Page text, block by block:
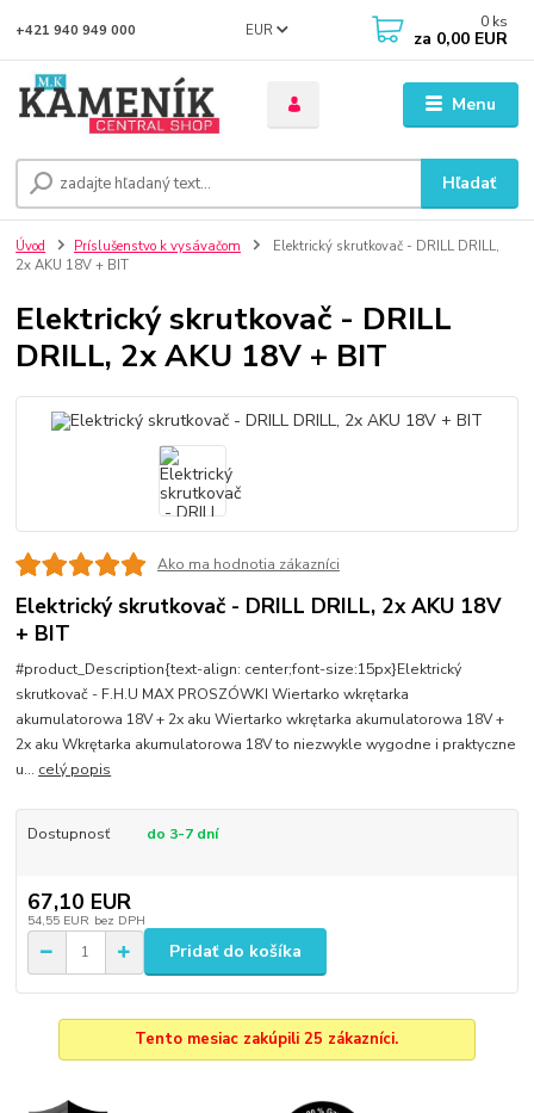
Menu
EUR
Hľadať
+421 940 949 000 0 ks
za 0,00 EUR
Úvod Príslušenstvo k vysávačom
Elektrický skrutkovač - DRILL DRILL,
2x AKU 18V + BIT
Elektrický skrutkovač - DRILL
DRILL, 2x AKU 18V + BIT
Ako ma hodnotia zákazníci
Elektrický skrutkovač - DRILL DRILL, 2x AKU 18V
+ BIT
#product_Description{text-align: center;font-size:15px}Elektrický
skrutkovač - F.H.U MAX PROSZÓWKI Wiertarko wkrętarka
akumulatorowa 18V + 2x aku Wiertarko wkrętarka akumulatorowa 18V +
2x aku Wkrętarka akumulatorowa 18V to niezwykle wygodne i praktyczne
u... celý popis
Dostupnosť do 3-7 dní
67,10 EUR
54,55 EUR bez DPH
Pridať do košíka
Tento mesiac zakúpili 25 zákazníci.